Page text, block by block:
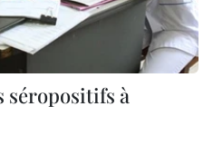
séropositifs à